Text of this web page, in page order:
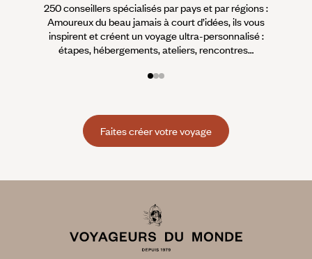
250 conseillers spécialisés par pays et par régions :
Amoureux du beau jamais à court d’idées, ils vous
inspirent et créent un voyage ultra-personnalisé :
étapes, hébergements, ateliers, rencontres…
Faites créer votre voyage